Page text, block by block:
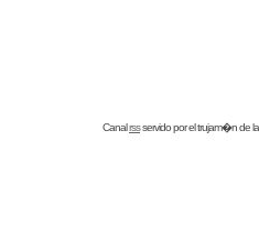
Canalrssservido por eltrujam�nde